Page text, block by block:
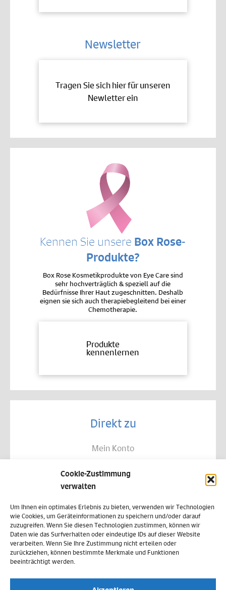
Cookie-Zustimmung
verwalten
Um Ihnen ein optimales Erlebnis zu bieten, verwenden wir Technologien
wie Cookies, um Geräteinformationen zu speichern und/oder darauf
zuzugreifen. Wenn Sie diesen Technologien zustimmen, können wir
Daten wie das Surfverhalten oder eindeutige IDs auf dieser Website
verarbeiten. Wenn Sie Ihre Zustimmung nicht erteilen oder
zurückziehen, können bestimmte Merkmale und Funktionen
beeinträchtigt werden.
Newsletter
Tragen Sie sich hier für unseren
Newletter ein
Kennen Sie unsere Box Rose-
Produkte?
Box Rose Kosmetikprodukte von Eye Care sind
sehr hochverträglich & speziell auf die
Bedürfnisse Ihrer Haut zugeschnitten. Deshalb
eignen sie sich auch therapiebegleitend bei einer
Chemotherapie.
Produkte
kennenlernen
Direkt zu
Mein Konto
Allgemeine Geschäftsbedingungen
Datenschutz
Widerruf
Zahlungsweisen
Versand & Lieferung